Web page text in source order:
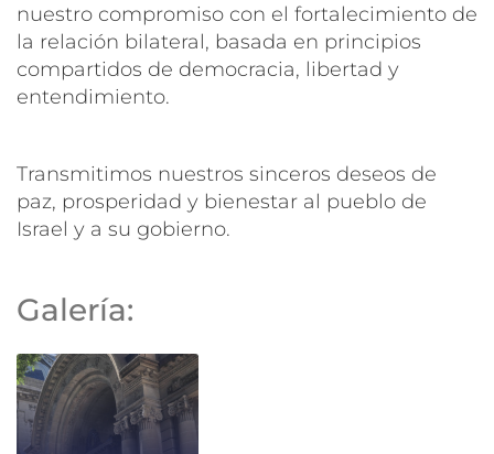
nuestro compromiso con el fortalecimiento de
la relación bilateral, basada en principios
compartidos de democracia, libertad y
entendimiento.
Transmitimos nuestros sinceros deseos de
paz, prosperidad y bienestar al pueblo de
Israel y a su gobierno.
Galería: